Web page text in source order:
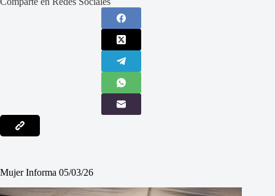
Mujer Informa 05/03/26